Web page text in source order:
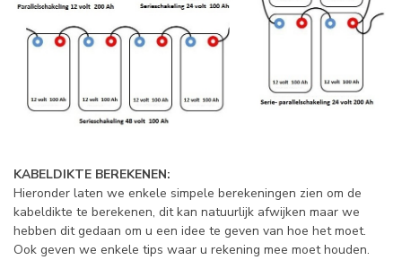
KABELDIKTE BEREKENEN:
Hieronder laten we enkele simpele berekeningen zien om de
kabeldikte te berekenen, dit kan natuurlijk afwijken maar we
hebben dit gedaan om u een idee te geven van hoe het moet.
Ook geven we enkele tips waar u rekening mee moet houden.